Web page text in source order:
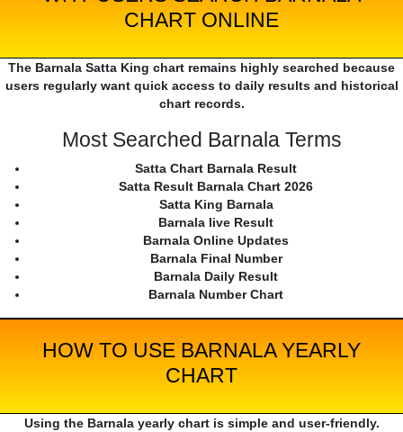
CHART ONLINE
The Barnala Satta King chart remains highly searched because
users regularly want quick access to daily results and historical
chart records.
Most Searched Barnala Terms
Satta Chart Barnala Result
Satta Result Barnala Chart 2026
Satta King Barnala
Barnala live Result
Barnala Online Updates
Barnala Final Number
Barnala Daily Result
Barnala Number Chart
HOW TO USE BARNALA YEARLY
CHART
Using the Barnala yearly chart is simple and user-friendly.